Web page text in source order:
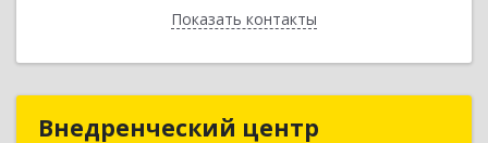
Показать контакты
Назад
Внедренческий центр
Внедренческий центр